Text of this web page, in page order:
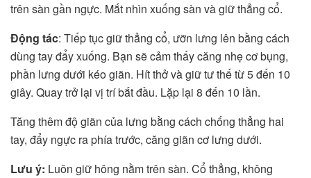
trên sàn gần ngực. Mắt nhìn xuống sàn và giữ thẳng cổ.
Động tác: Tiếp tục giữ thẳng cổ, ưỡn lưng lên bằng cách
dùng tay đẩy xuống. Bạn sẽ cảm thấy căng nhẹ cơ bụng,
phần lưng dưới kéo giãn. Hít thở và giữ tư thế từ 5 đến 10
giây. Quay trở lại vị trí bắt đầu. Lặp lại 8 đến 10 lần.
Tăng thêm độ giãn của lưng bằng cách chống thẳng hai
tay, đẩy ngực ra phía trước, căng giãn cơ lưng dưới.
Lưu ý: Luôn giữ hông nằm trên sàn. Cổ thẳng, không